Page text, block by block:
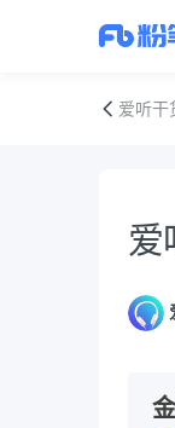
爱听干
爱